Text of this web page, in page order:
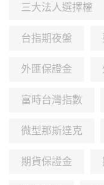
三大法人選擇權
台指期夜盤
外匯保證金
富時台灣指數
微型那斯達克
期貨保證金